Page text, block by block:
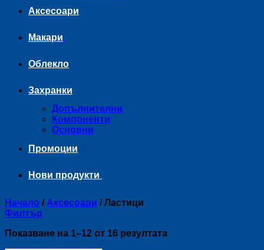
Аксесоари
Макари
Облекло
Захранки
Допълнителни
Компоненти
Основни
Промоции
Нови продукти
Начало / Аксесоари /Ластици
Филтър
Показване на 1–12 от 16 резултата